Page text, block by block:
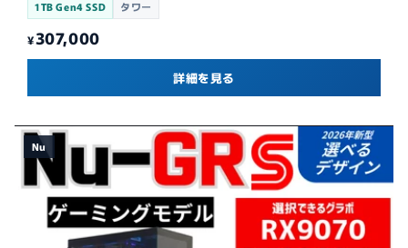
1TB Gen4 SSD
タワー
¥307,000
詳細を見る
Nu